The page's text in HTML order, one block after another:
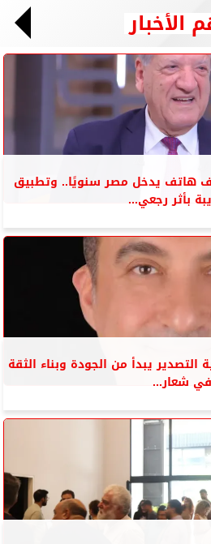
الأخبار
هاتف يدخل مصر سنويًا.. وتطبيق
بأثر رجعي...
التصدير يبدأ من الجودة وبناء الثقة
في شعار...